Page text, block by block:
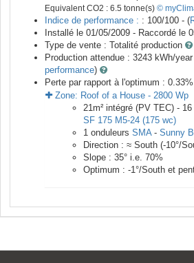
Equivalent CO2 : 6.5 tonne(s) ©
Indice de performance : : 100/100 - (
Installé le 01/05/2009 - Raccordé le
Type de vente : Totalité production
Production attendue : 3243 kWh/
performance)
Perte par rapport à l'optimum : 0.33
Zone: Roof of a House - 2800 Wp
21m² intégré (PV TEC) - 16
SF 175 M5-24 (175 wc)
1 onduleurs SMA- Sunny
Direction : ≈ South (-10°/
Slope : 35° i.e. 70%
Optimum : -1°/South et